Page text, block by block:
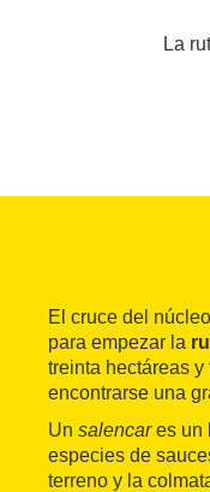
La
El cruce del
para empezar la
treinta hectáreas y
encontrarse una
Un salencares un
especies de
terreno y la